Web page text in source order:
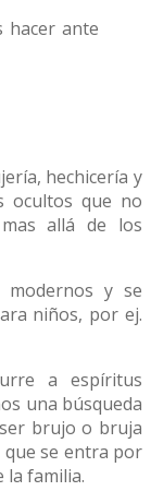
hacer ante
hechicería y
ocultos que no
allá de los
y se
niños, por ej.
a espíritus
una búsqueda
brujo o bruja
se entra por
la familia.